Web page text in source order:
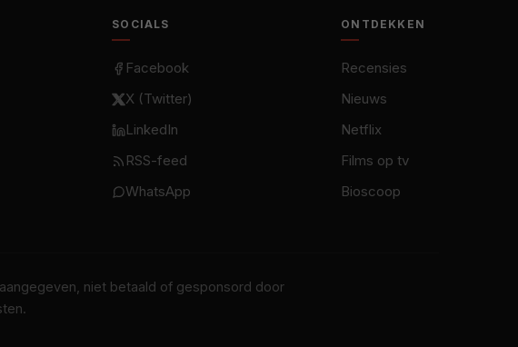
SOCIALS
Facebook
X (Twitter)
LinkedIn
RSS-feed
WhatsApp
ONTDEKKEN
Recensies
Nieuws
Netflix
Films op tv
Bioscoop
niet betaald of gesponsord door